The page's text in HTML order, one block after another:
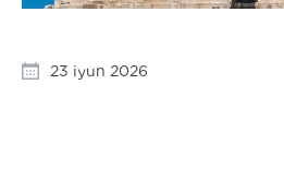
23 iyun 2026